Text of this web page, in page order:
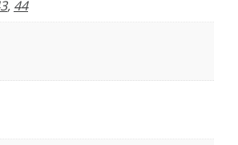
, 44